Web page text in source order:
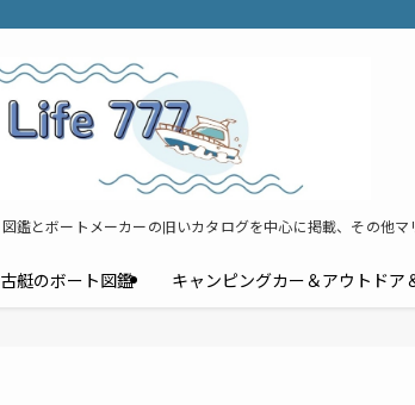
鑑とボートメーカーの旧いカタログを中心に掲載、その他マ
艇のボート図鑑 キャンピングカー＆アウトドア